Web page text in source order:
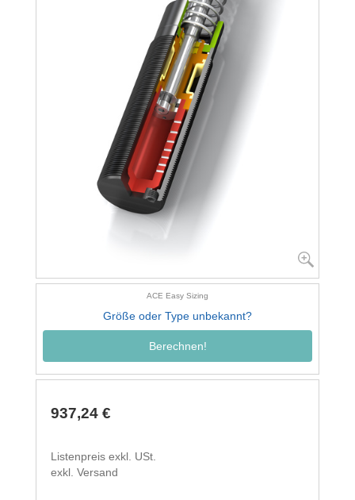
ACE Easy Sizing
Größe oder Type unbekannt?
Berechnen!
937,24 €
Listenpreis exkl. USt.
exkl. Versand